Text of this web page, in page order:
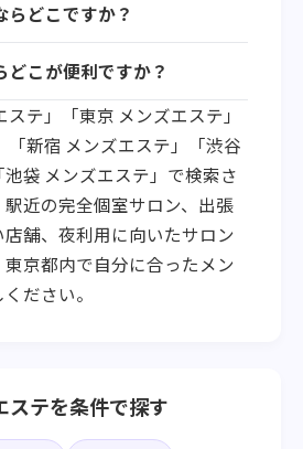
らどこですか？
どこが便利ですか？
ステ」「東京 メンズエステ」
「新宿 メンズエステ」「渋谷
袋 メンズエステ」で検索さ
近の完全個室サロン、出張
舗、夜利用に向いたサロン
京都内で自分に合ったメン
ださい。
ステを条件で探す